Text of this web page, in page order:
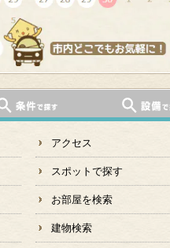
アクセス
スポットで探す
お部屋を検索
建物検索